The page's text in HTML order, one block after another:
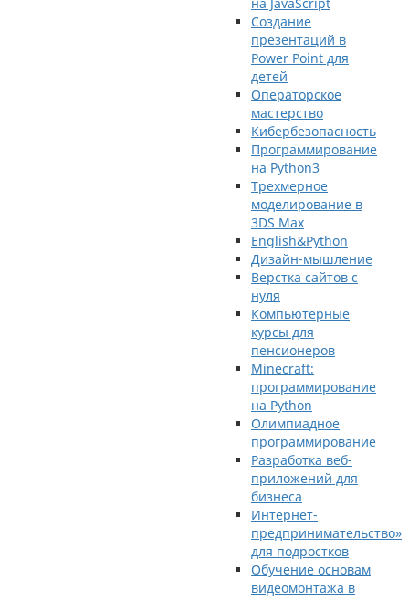
Создание
презентаций в
Power Point для
детей
Операторское
мастерство
Кибербезопасность
Программирование
на Python3
Трехмерное
моделирование в
3DS Max
English&Python
Дизайн-мышление
Верстка сайтов с
нуля
Компьютерные
курсы для
пенсионеров
Minecraft:
программирование
на Python
Олимпиадное
программирование
Разработка веб-
приложений для
бизнеса
Интернет-
предпринимательство»
для подростков
Обучение основам
видеомонтажа в